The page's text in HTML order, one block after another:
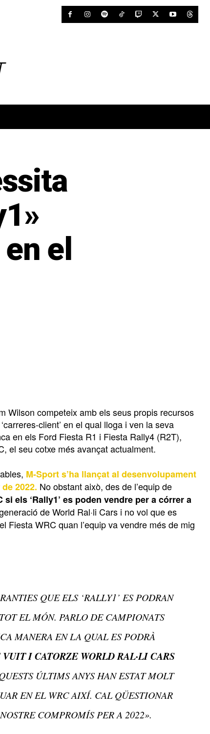
el
Wilson competeix amb els seus propis recursos
client’ en el qual lloga i ven la seva
en els Ford Fiesta R1 i Fiesta Rally4 (R2T),
el seu cotxe més avançat actualment.
M-Sport s’ha llançat al desenvolupament
2022. No obstant això, des de l’equip de
els ‘Rally1’ es poden vendre per a córrer a
de World Ral·li Cars i no vol que es
Fiesta WRC quan l’equip va vendre més de mig
QUE ELS ‘RALLY1’ ES PODRAN
EL MÓN. PARLO DE CAMPIONATS
MANERA EN LA QUAL ES PODRÀ
I CATORZE WORLD RAL·LI CARS
ÚLTIMS ANYS HAN ESTAT MOLT
EN EL WRC AIXÍ. CAL QÜESTIONAR
COMPROMÍS PER A 2022».